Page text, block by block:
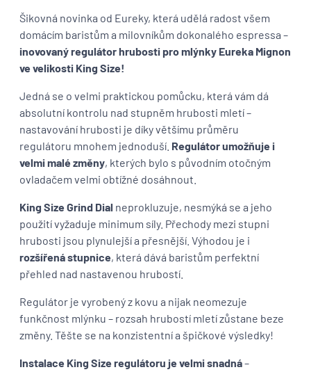
Šikovná novinka od Eureky, která udělá radost všem
domácím baristům a milovníkům dokonalého espressa –
inovovaný regulátor hrubosti pro mlýnky Eureka Mignon
ve velikosti King Size!
Jedná se o velmi praktickou pomůcku, která vám dá
absolutní kontrolu nad stupněm hrubosti mletí –
nastavování hrubosti je díky většímu průměru
regulátoru mnohem jednoduší. Regulátor umožňuje i
velmi malé změny, kterých bylo s původním otočným
ovladačem velmi obtížné dosáhnout.
King Size Grind Dial neprokluzuje, nesmýká se a jeho
použití vyžaduje minimum síly. Přechody mezi stupni
hrubosti jsou plynulejší a přesnější. Výhodou je i
rozšířená stupnice, která dává baristům perfektní
přehled nad nastavenou hrubostí.
Regulátor je vyrobený z kovu a nijak neomezuje
funkčnost mlýnku – rozsah hrubostí mletí zůstane beze
změny. Těšte se na konzistentní a špičkové výsledky!
Instalace King Size regulátoru je velmi snadná–